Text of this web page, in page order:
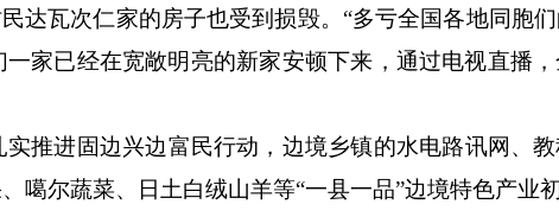
达瓦次仁家的房子也受到损毁。“多亏全国各地同胞
家已经在宽敞明亮的新家安顿下来，通过电视直播
推进固边兴边富民行动，边境乡镇的水电路讯网、
尔蔬菜、日土白绒山羊等“一县一品”边境特色产业初